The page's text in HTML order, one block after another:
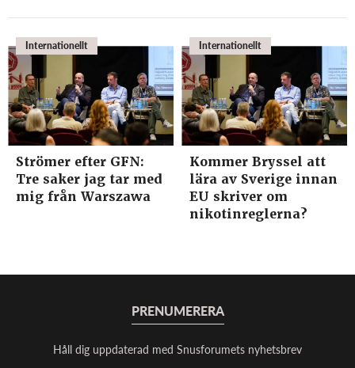
Internationellt
Strömer efter GFN:
Tre saker jag tar med
mig från Warszawa
Internationellt
Kommer Bryssel att
lära av Sverige innan
EU skriver om
nikotinreglerna?
PRENUMERERA
Håll dig uppdaterad med Snusforumets nyhetsbrev